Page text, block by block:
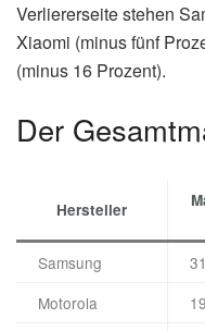
Verliererseite stehen
Xiaomi (minus fünf
(minus 16 Prozent).
Der
Hersteller
Samsung
Motorola